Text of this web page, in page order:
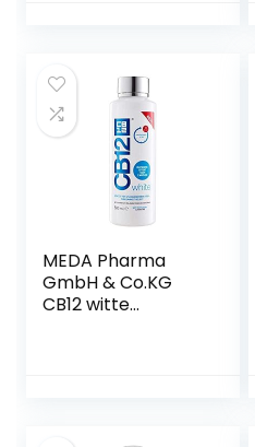
MEDA Pharma
GmbH & Co.KG
CB12 witte